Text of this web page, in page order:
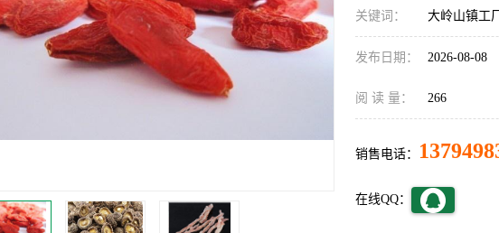
关键词： 大岭山镇工
发布日期： 2026-08-08
阅 读 量： 266
销售电话：
在线QQ：